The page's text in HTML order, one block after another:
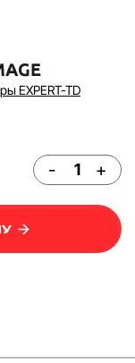
EXPERT-TD
- +